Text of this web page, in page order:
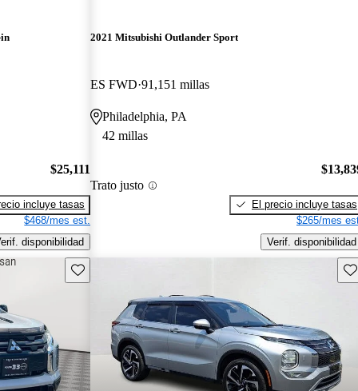
$25,111
incluye tasas
$468/mes est.
disponibilidad
2021 Mitsubishi Outlander Sport
ES FWD 91,151 millas
Philadelphia, PA
42 millas
Trato justo
El precio incluye tasas
$265/mes
Verif. disponibilidad
Guarda este Aviso